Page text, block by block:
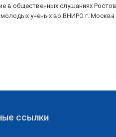
в общественных слушаниях
ученых во ВНИРО г.
ссылки